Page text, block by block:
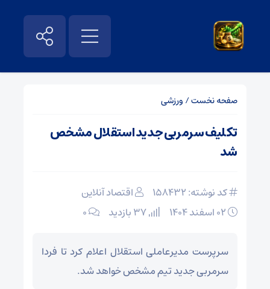
صفحه نخست/ ورزشی
تکلیف سرمربی جدید استقلال مشخص
شد
کد نوشته: 158432
اقتصاد آنلاین
۰
سرپرست مدیرعاملی استقلال اعلام کرد تا فردا
سرمربی جدید تیم مشخص خواهد شد.